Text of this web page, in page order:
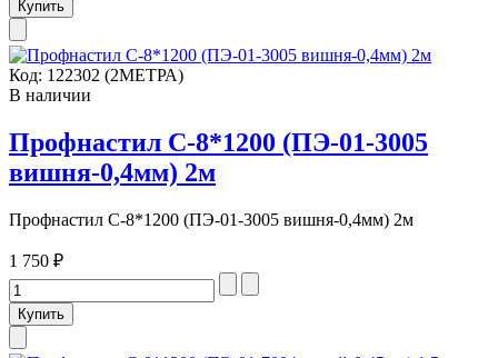
Код: 122302 (2МЕТРА)
В наличии
Профнастил С-8*1200 (ПЭ-01-3005
вишня-0,4мм) 2м
Профнастил С-8*1200 (ПЭ-01-3005 вишня-0,4мм) 2м
1 750 ₽